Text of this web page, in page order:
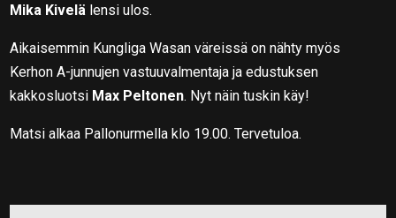
Mika Kivelä lensi ulos.
Aikaisemmin Kungliga Wasan väreissä on nähty myös
Kerhon A-junnujen vastuuvalmentaja ja edustuksen
kakkosluotsi Max Peltonen. Nyt näin tuskin käy!
Matsi alkaa Pallonurmella klo 19.00. Tervetuloa.